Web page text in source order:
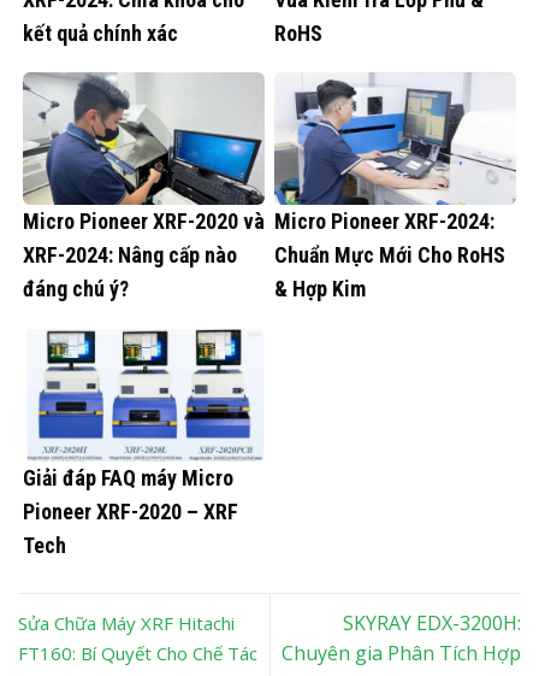
kết quả chính xác
RoHS
Micro Pioneer XRF-2020 và
XRF-2024: Nâng cấp nào
đáng chú ý?
Micro Pioneer XRF-2024:
Chuẩn Mực Mới Cho RoHS
& Hợp Kim
Giải đáp FAQ máy Micro
Pioneer XRF-2020 – XRF
Tech
Sửa Chữa Máy XRF Hitachi
FT160: Bí Quyết Cho Chế Tác
SKYRAY EDX-3200H:
Chuyên gia Phân Tích Hợp